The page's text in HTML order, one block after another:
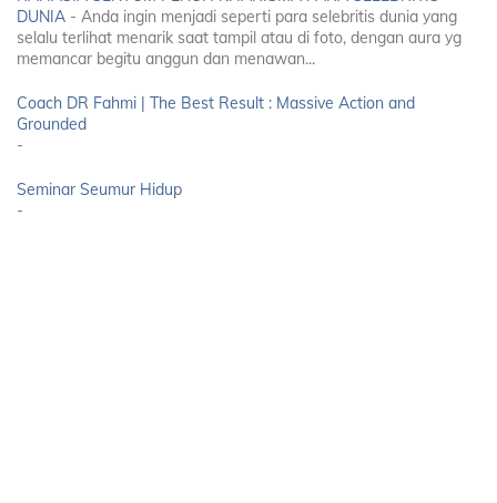
DUNIA - Anda ingin menjadi seperti para selebritis dunia yang
selalu terlihat menarik saat tampil atau di foto, dengan aura yg
memancar begitu anggun dan menawan...
Coach DR Fahmi | The Best Result : Massive Action and
Grounded
-
Seminar Seumur Hidup
-